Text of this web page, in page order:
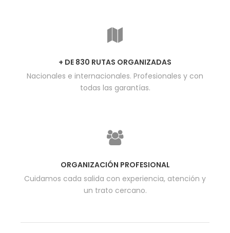
+ DE 830 RUTAS ORGANIZADAS
Nacionales e internacionales. Profesionales y con
todas las garantías.
ORGANIZACIÓN PROFESIONAL
Cuidamos cada salida con experiencia, atención y
un trato cercano.